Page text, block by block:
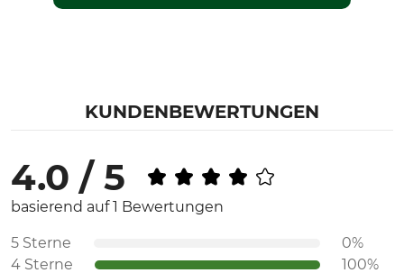
KUNDENBEWERTUNGEN
4.0 / 5
basierend auf 1 Bewertungen
5 Sterne
0%
4 Sterne
100%